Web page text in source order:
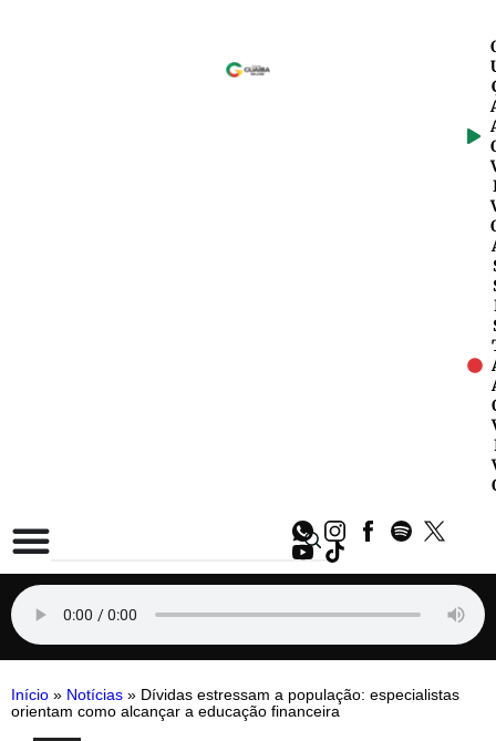
Início » Notícias » Dívidas estressam a população: especialistas
orientam como alcançar a educação financeira